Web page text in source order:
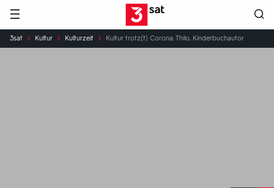
Hauptnavigation 3SAT
Sie
sind
3sat Kultur Kulturzeit Kultur trotz(t) Corona: Thilo, Kinderbuchautor